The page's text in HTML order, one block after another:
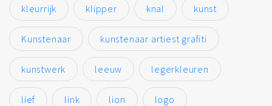
kleurrijk klipper knal kunst
Kunstenaar kunstenaar artiest grafiti
kunstwerk leeuw legerkleuren
lief link lion logo